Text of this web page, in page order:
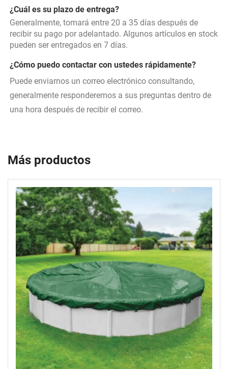
¿Cuál es su plazo de entrega?
Generalmente, tomará entre 20 a 35 días después de
recibir su pago por adelantado. Algunos artículos en stock
pueden ser entregados en 7 días.
¿Cómo puedo contactar con ustedes rápidamente?
Puede enviarnos un correo electrónico consultando,
generalmente responderemos a sus preguntas dentro de
una hora después de recibir el correo.
Más productos